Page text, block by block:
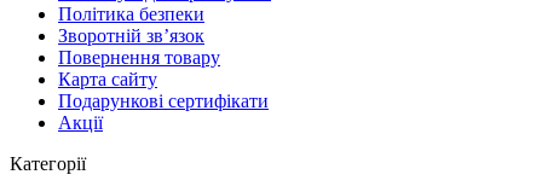
Політика безпеки
Зворотній зв’язок
Повернення товару
Карта сайту
Подарункові сертифікати
Акції
Категорії